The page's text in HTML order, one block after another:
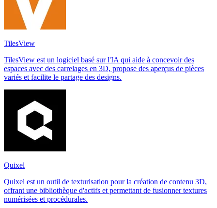
TilesView
TilesView est un logiciel basé sur l'IA qui aide à concevoir des
espaces avec des carrelages en 3D, propose des aperçus de pièces
variés et facilite le partage des designs.
Quixel
Quixel est un outil de texturisation pour la création de contenu 3D,
offrant une bibliothèque d'actifs et permettant de fusionner textures
numérisées et procédurales.